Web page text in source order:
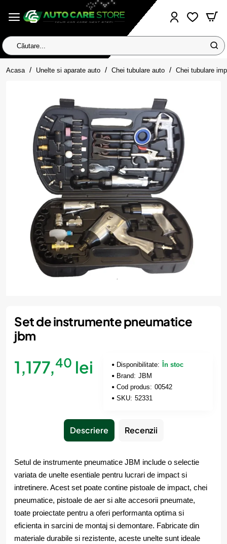
Căutare...
Acasa homeUnelte si aparate auto Chei tubulare auto Chei tubulare
Set de instrumente pneumatice
jbm
1,177,40 lei Disponibilitate:
În stoc
Brand: JBM
Cod produs: 00542
SKU: 52331
Descriere Recenzii
Setul de instrumente pneumatice JBM include o selectie
variata de unelte esentiale pentru lucrari de impact si
intretinere. Acest set poate contine pistoale de impact, chei
pneumatice, pistoale de aer si alte accesorii pneumate,
toate proiectate pentru a oferi performanta optima si
eficienta in sarcini de montaj si demontare. Fabricate din
materiale durabile si rezistente, aceste unelte sunt ideale